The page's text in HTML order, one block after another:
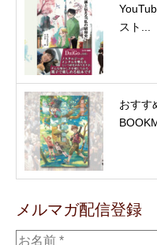
スト...
おすす
メルマガ配信登録